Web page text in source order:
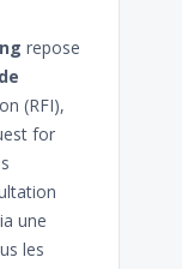
repose
(RFI),
for
une
les